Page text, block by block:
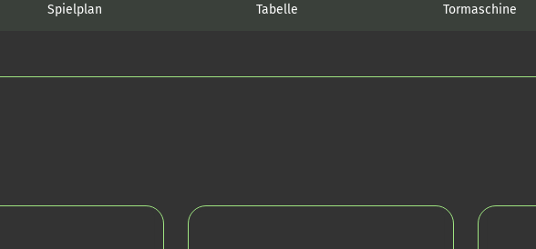
Spielplan Tabelle Tormaschine